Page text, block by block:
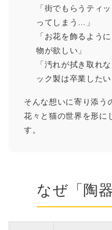
「街でもらうティ
ってしまう…」
「お花を飾るよう
物が欲しい」
「汚れが拭き取れ
ック製は卒業したい
そんな想いに寄り添う
花々と猫の世界 を形に
す。
なぜ「陶